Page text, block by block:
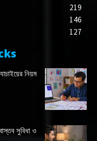
219
146
127
নিয়ম
সুবিধা ও